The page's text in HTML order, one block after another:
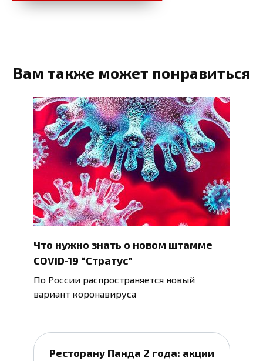
Вам также может понравиться
Что нужно знать о новом штамме
COVID-19 “Стратус”
По России распространяется новый
вариант коронавируса
Ресторану Панда 2 года: акции